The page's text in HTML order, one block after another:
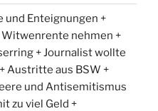
und Enteignungen +
nehmen +
+ Journalist wollte
Austritte aus BSW +
und Antisemitismus
zu viel Geld +